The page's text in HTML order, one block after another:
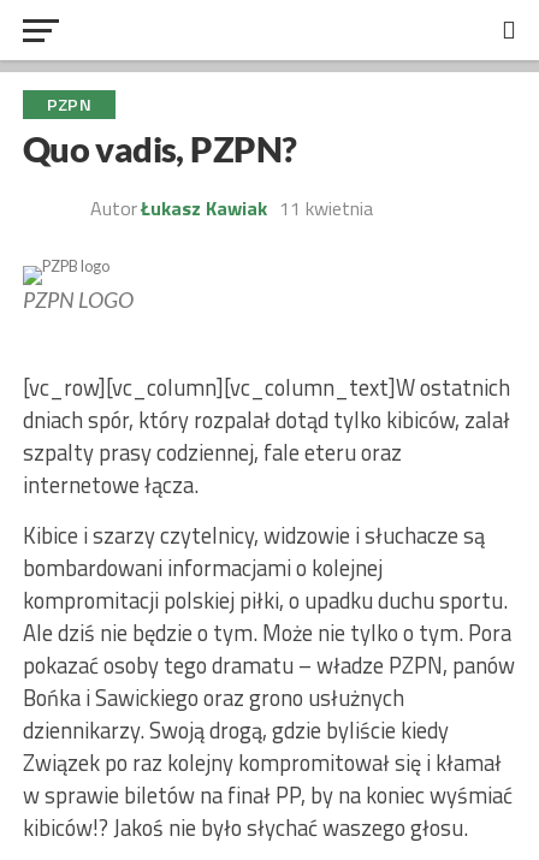
PZPN
Quo vadis, PZPN?
AutorŁukasz Kawiak 11 kwietnia
PZPN LOGO
[vc_row][vc_column][vc_column_text]W ostatnich
dniach spór, który rozpalał dotąd tylko kibiców, zalał
szpalty prasy codziennej, fale eteru oraz
internetowe łącza.
Kibice i szarzy czytelnicy, widzowie i słuchacze są
bombardowani informacjami o kolejnej
kompromitacji polskiej piłki, o upadku duchu sportu.
Ale dziś nie będzie o tym. Może nie tylko o tym. Pora
pokazać osoby tego dramatu – władze PZPN, panów
Bońka i Sawickiego oraz grono usłużnych
dziennikarzy. Swoją drogą, gdzie byliście kiedy
Związek po raz kolejny kompromitował się i kłamał
w sprawie biletów na finał PP, by na koniec wyśmiać
kibiców!? Jakoś nie było słychać waszego głosu.